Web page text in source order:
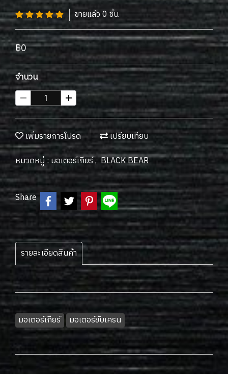
ขายแล้ว 0 ชิ้น
฿0
จำนวน
เพิ่มรายการโปรด
เปรียบเทียบ
หมวดหมู่ : มอเตอร์เกียร์,BLACK BEAR
Share
รายละเอียดสินค้า
มอเตอร์เกียร์ มอเตอร์ขับเครน